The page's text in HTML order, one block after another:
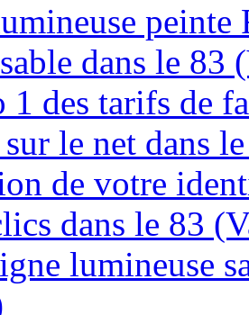
dans le 83
1 des tarifs de
le net dans
de votre
dans le 83
lumineuse